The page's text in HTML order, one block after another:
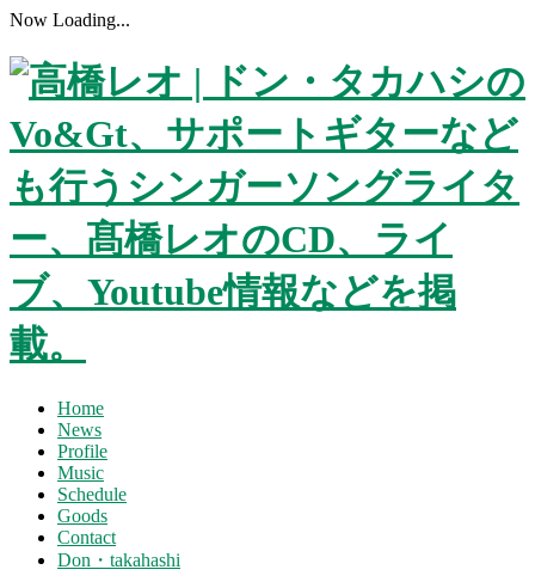
Now Loading...
Home
News
Profile
Music
Schedule
Goods
Contact
Don・takahashi